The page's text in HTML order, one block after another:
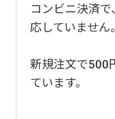
コンビニ決済
応していません。
新規注文で500
ています。